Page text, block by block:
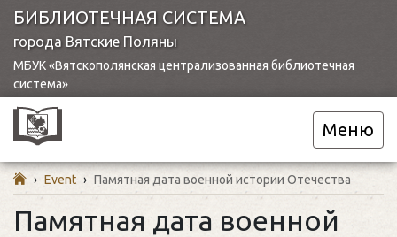
БИБЛИОТЕЧНАЯ СИСТЕМА
города Вятские Поляны
МБУК «Вятскополянская централизованная библиотечная
система»
Меню
› Event › Памятная дата военной истории Отечества
Памятная дата военной